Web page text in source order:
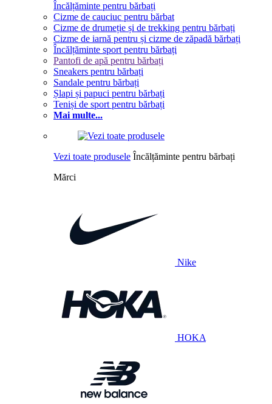
Încălțăminte pentru bărbați
Cizme de cauciuc pentru bărbat
Cizme de drumeție și de trekking pentru bărbați
Cizme de iarnă pentru și cizme de zăpadă bărbați
Încălțăminte sport pentru bărbați
Pantofi de apă pentru bărbați
Sneakers pentru bărbați
Sandale pentru bărbați
Șlapi și papuci pentru bărbați
Teniși de sport pentru bărbați
Mai multe...
Vezi toate produsele Încălțăminte pentru bărbați
Mărci
Nike
HOKA